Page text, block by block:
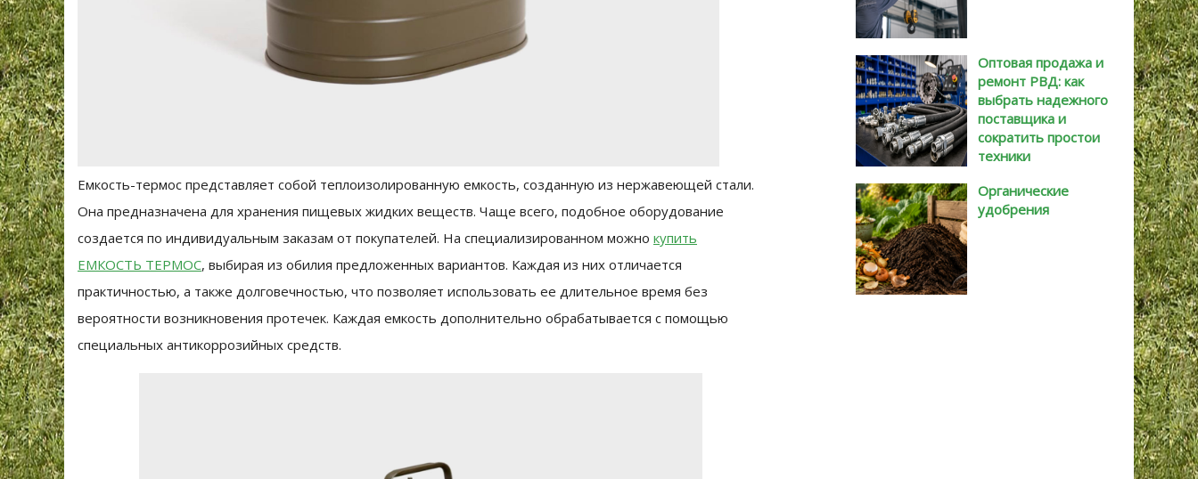
Емкость-термос представляет собой теплоизолированную емкость, созданную из нержавеющей стали.
Она предназначена для хранения пищевых жидких веществ. Чаще всего, подобное оборудование
создается по индивидуальным заказам от покупателей. На специализированном можно купить
ЕМКОСТЬ ТЕРМОС, выбирая из обилия предложенных вариантов. Каждая из них отличается
практичностью, а также долговечностью, что позволяет использовать ее длительное время без
вероятности возникновения протечек. Каждая емкость дополнительно обрабатывается с помощью
специальных антикоррозийных средств.
Оптовая продажа и
ремонт РВД: как
выбрать надежного
поставщика и
сократить простои
техники
Органические
удобрения